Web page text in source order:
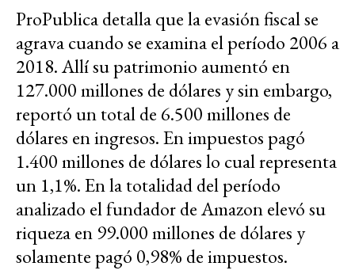
ProPublica detalla que la evasión fiscal se
agrava cuando se examina el período 2006 a
2018. Allí su patrimonio aumentó en
127.000 millones de dólares y sin embargo,
reportó un total de 6.500 millones de
dólares en ingresos. En impuestos pagó
1.400 millones de dólares lo cual representa
un 1,1%. En la totalidad del período
analizado el fundador de Amazon elevó su
riqueza en 99.000 millones de dólares y
solamente pagó 0,98% de impuestos.